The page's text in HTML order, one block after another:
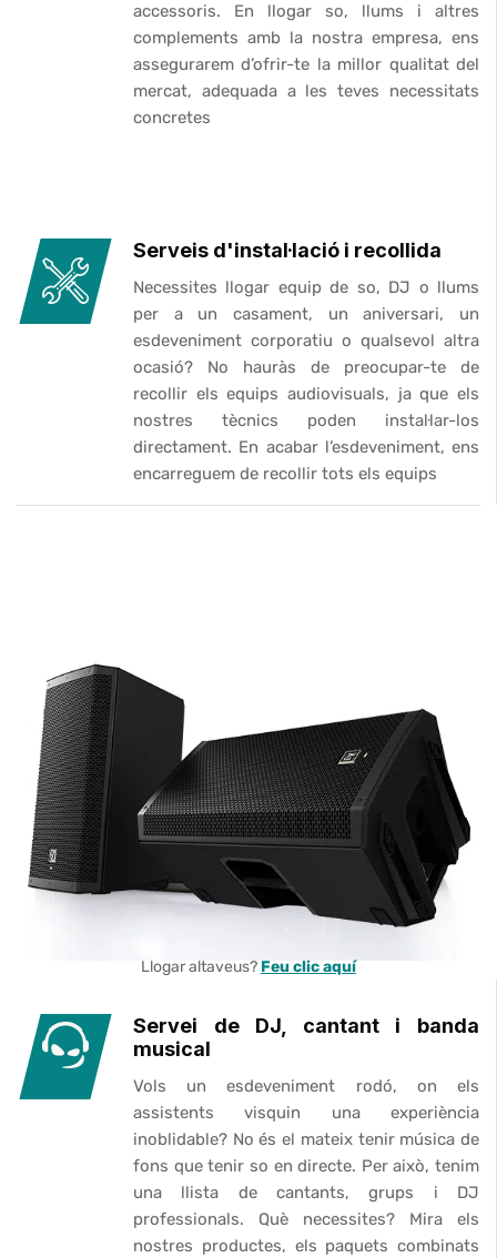
accessoris. En llogar so, llums i altres
complements amb la nostra empresa, ens
assegurarem d’ofrir-te la millor qualitat del
mercat, adequada a les teves necessitats
concretes
Serveis d'instal·lació i recollida
Necessites llogar equip de so, DJ o llums
per a un casament, un aniversari, un
esdeveniment corporatiu o qualsevol altra
ocasió? No hauràs de preocupar-te de
recollir els equips audiovisuals, ja que els
nostres tècnics poden instal·lar-los
directament. En acabar l’esdeveniment, ens
encarreguem de recollir tots els equips
Llogar altaveus? Feu clic aquí
Servei de DJ, cantant i banda
musical
Vols un esdeveniment rodó, on els
assistents visquin una experiència
inoblidable? No és el mateix tenir música de
fons que tenir so en directe. Per això, tenim
una llista de cantants, grups i DJ
professionals. Què necessites? Mira els
nostres productes, els paquets combinats